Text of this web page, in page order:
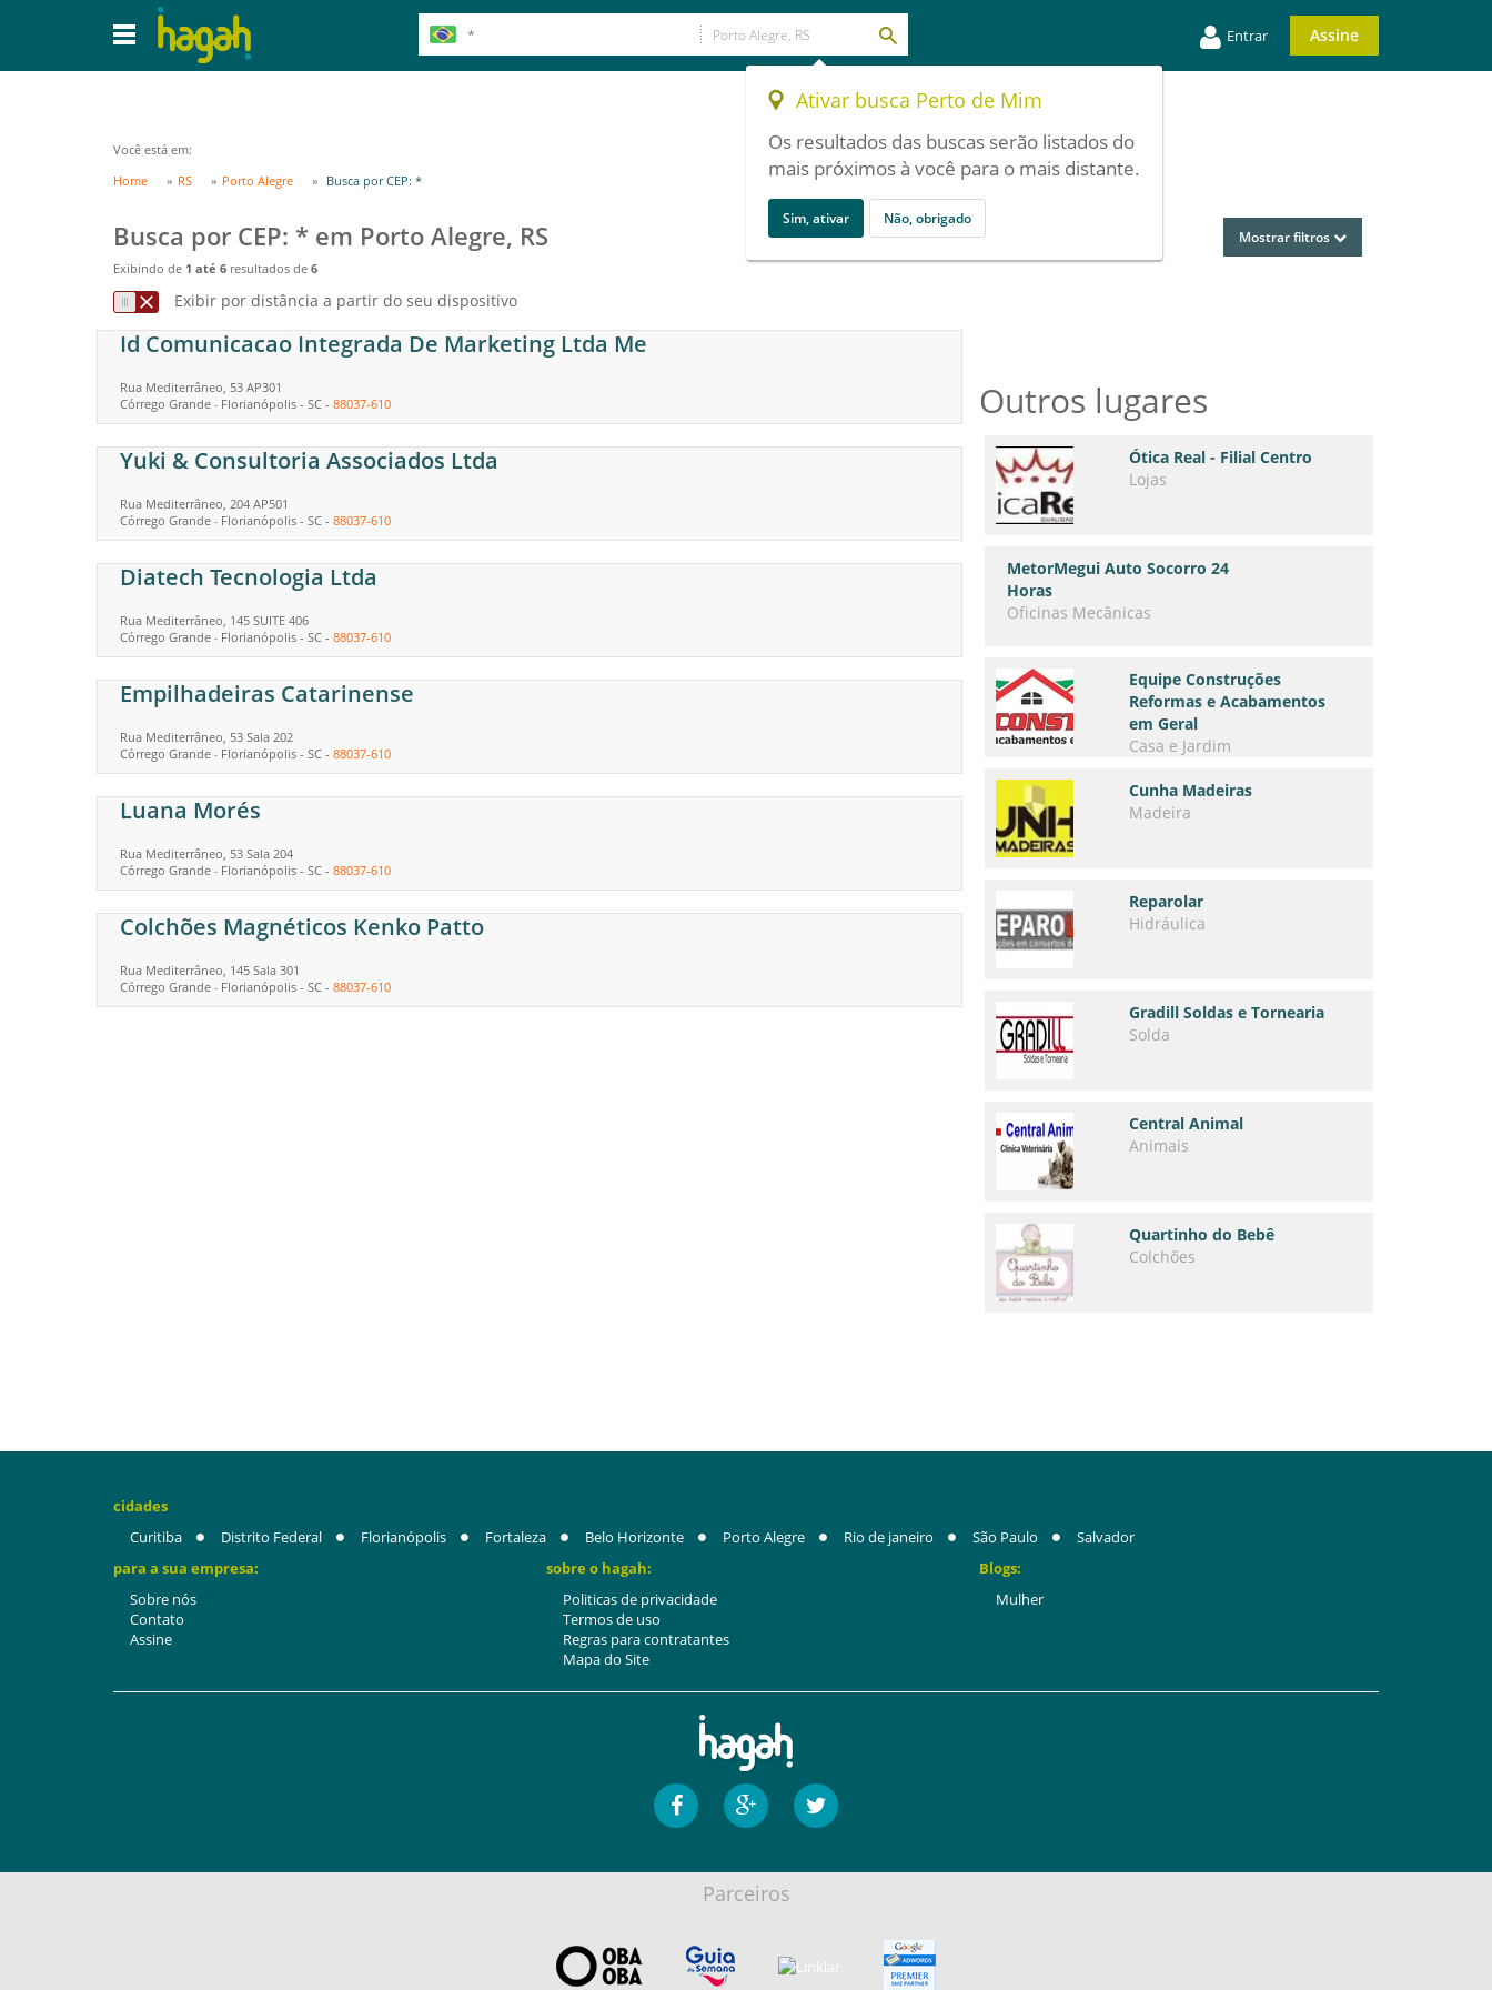
Entrar Assine
Ativar busca Perto de Mim
Os resultados das buscas serão listados do
mais próximos à você para o mais distante.
Sim, ativar Não, obrigado
Você está em:
Home
RS Porto Alegre Busca por CEP: *
Busca por CEP: * em Porto Alegre, RS
Exibindo de 1 até 6 resultados de 6
Mostrar filtros
Exibir por distância a partir do seu dispositivo
Id Comunicacao Integrada De Marketing Ltda Me
Rua Mediterrâneo, 53 AP301
Córrego Grande - Florianópolis - SC - 88037-610
Yuki & Consultoria Associados Ltda
Rua Mediterrâneo, 204 AP501
Córrego Grande - Florianópolis - SC - 88037-610
Diatech Tecnologia Ltda
Rua Mediterrâneo, 145 SUITE 406
Córrego Grande - Florianópolis - SC - 88037-610
Empilhadeiras Catarinense
Rua Mediterrâneo, 53 Sala 202
Córrego Grande - Florianópolis - SC - 88037-610
Luana Morés
Rua Mediterrâneo, 53 Sala 204
Córrego Grande - Florianópolis - SC - 88037-610
Colchões Magnéticos Kenko Patto
Rua Mediterrâneo, 145 Sala 301
Córrego Grande - Florianópolis - SC - 88037-610
Outros lugares
Ótica Real - Filial Centro
Lojas
MetorMegui Auto Socorro 24
Horas
Oficinas Mecânicas
Equipe Construções
Reformas e Acabamentos
em Geral
Casa e Jardim
Cunha Madeiras
Madeira
Reparolar
Hidráulica
Gradill Soldas e Tornearia
Solda
Central Animal
Animais
Quartinho do Bebê
Colchões
cidades
Curitiba
Distrito Federal Florianópolis Fortaleza Belo Horizonte Porto Alegre Rio de janeiro São Paulo
Salvador
para a sua empresa:
Sobre nós
Contato
Assine
sobre o hagah:
Politicas de privacidade
Termos de uso
Regras para contratantes
Mapa do Site
Blogs:
Mulher
Parceiros